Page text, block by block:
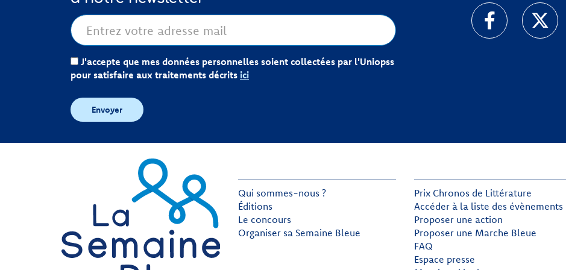
J'accepte que mes données personnelles soient collectées par l'Uniopss
pour satisfaire aux traitements décrits ici
Envoyer
Qui sommes-nous ?
Éditions
Le concours
Organiser sa Semaine Bleue
Prix Chronos de Littérature
Accéder à la liste des évènements
Proposer une action
Proposer une Marche Bleue
FAQ
Espace presse